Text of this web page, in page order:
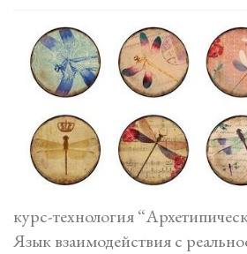
курс-технология
Язык взаимодействия с